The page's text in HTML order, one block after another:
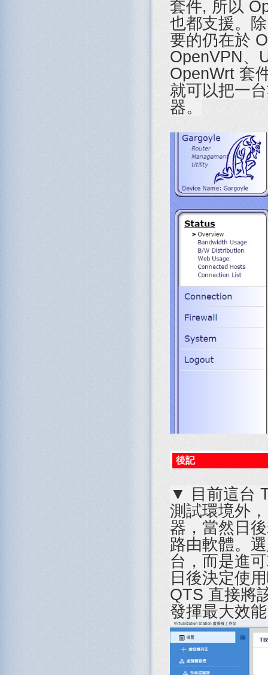
套件, 所以
也都支援。
要的仍在於
OpenVPN、
OpenWrt 套
就可以把一
器。
後記
▼ 目前這台
測試環境外
器，當然日
路由軟體。
台，而是進
日後決定使
QTS 直接將
發揮最大效